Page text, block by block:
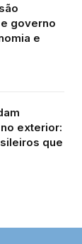
governo
e
exterior:
que